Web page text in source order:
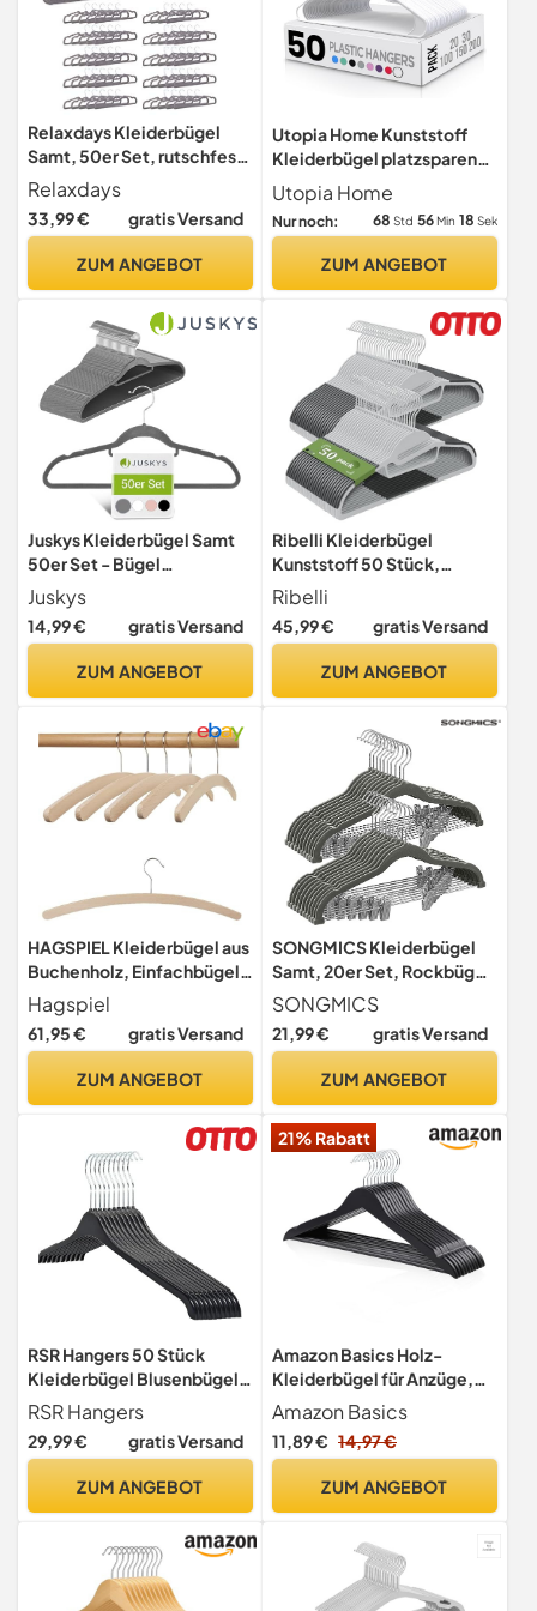
Relaxdays Kleiderbügel
Samt, 50er Set, rutschfest,
platzsparend, B: 42,5 cm,
Hosensteg & Einkerbungen,
Samtbügel, grau
Relaxdays
33,99 € gratis Versand
ZUM ANGEBOT
Utopia Home Kunststoff
Kleiderbügel platzsparend,
Weiß, 50er-Pack
Utopia Home
Nur noch: 68 Std 56 Min 17 Sek
ZUM ANGEBOT
Juskys Kleiderbügel Samt
50er Set - Bügel
rutschfest, schmal,
platzsparend - Samtbügel
beflockt - Haken drehbar -
Juskys
14,99 € gratis Versand
ZUM ANGEBOT
Ribelli Kleiderbügel
Kunststoff 50 Stück,
Rutschfester
Kunststoffbügel, 0,5 cm
dick Bügel Platzsparend mit
Kleiderbügel mit
Hosen, Tanktops, 500799
Ribelli
45,99 € gratis Versand
ZUM ANGEBOT
HAGSPIEL Kleiderbügel aus
Buchenholz, Einfachbügel
roh, Holz aus nachhaltiger
Forstwirtschaft mit EUDR,
42 cm lang, sehr
Schraubhaken Made in
Hagspiel
61,95 € gratis Versand
ZUM ANGEBOT
SONGMICS Kleiderbügel
Samt, 20er Set, Rockbügel,
42,5 cm breit, mit
verstellbaren Clips,
rutschfest, platzsparend,
grau CRF012G20
SONGMICS
21,99 € gratis Versand
ZUM ANGEBOT
RSR Hangers 50 Stück
Kleiderbügel Blusenbügel
47 cm hochwertigem
Kunststoff | Hemdenbügel |
360° drehbarer Haken |
SHR
RSR Hangers
29,99 € gratis Versand
ZUM ANGEBOT
21% Rabatt
Amazon Basics Holz-
Kleiderbügel für Anzüge,
Schwarz, 44x22 cm,10
stück
Amazon Basics
11,89 € 14,97 €
ZUM ANGEBOT